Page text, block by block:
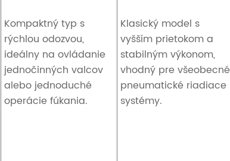
Kompaktný typ s
rýchlou odozvou,
ideálny na ovládanie
jednočinných valcov
alebo jednoduché
operácie fúkania.
Klasický model s
vyšším prietokom a
stabilným výkonom,
vhodný pre všeobecné
pneumatické riadiace
systémy.